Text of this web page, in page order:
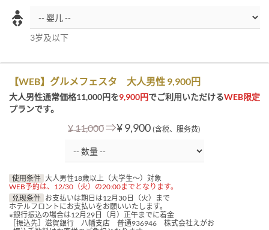
3岁及以下
【WEB】グルメフェスタ 大人男性 9,900円
大人男性通常価格11,000円を9,900円でご利用いただけるWEB限定
プランです。
¥ 11,000⇒¥ 9,900 (含税、服务费)
使用条件 大人男性18歳以上（大学生～）対象
WEB予約は、12/30（火）の20:00までとなります。
兑现条件 お支払いは期日は12月30日（火）まで
ホテルフロントにお支払いをお願いいたします。
※銀行振込の場合は12月29日（月）正午までに着金
［振込先］滋賀銀行 八幡支店 普通936946 株式会社えがお